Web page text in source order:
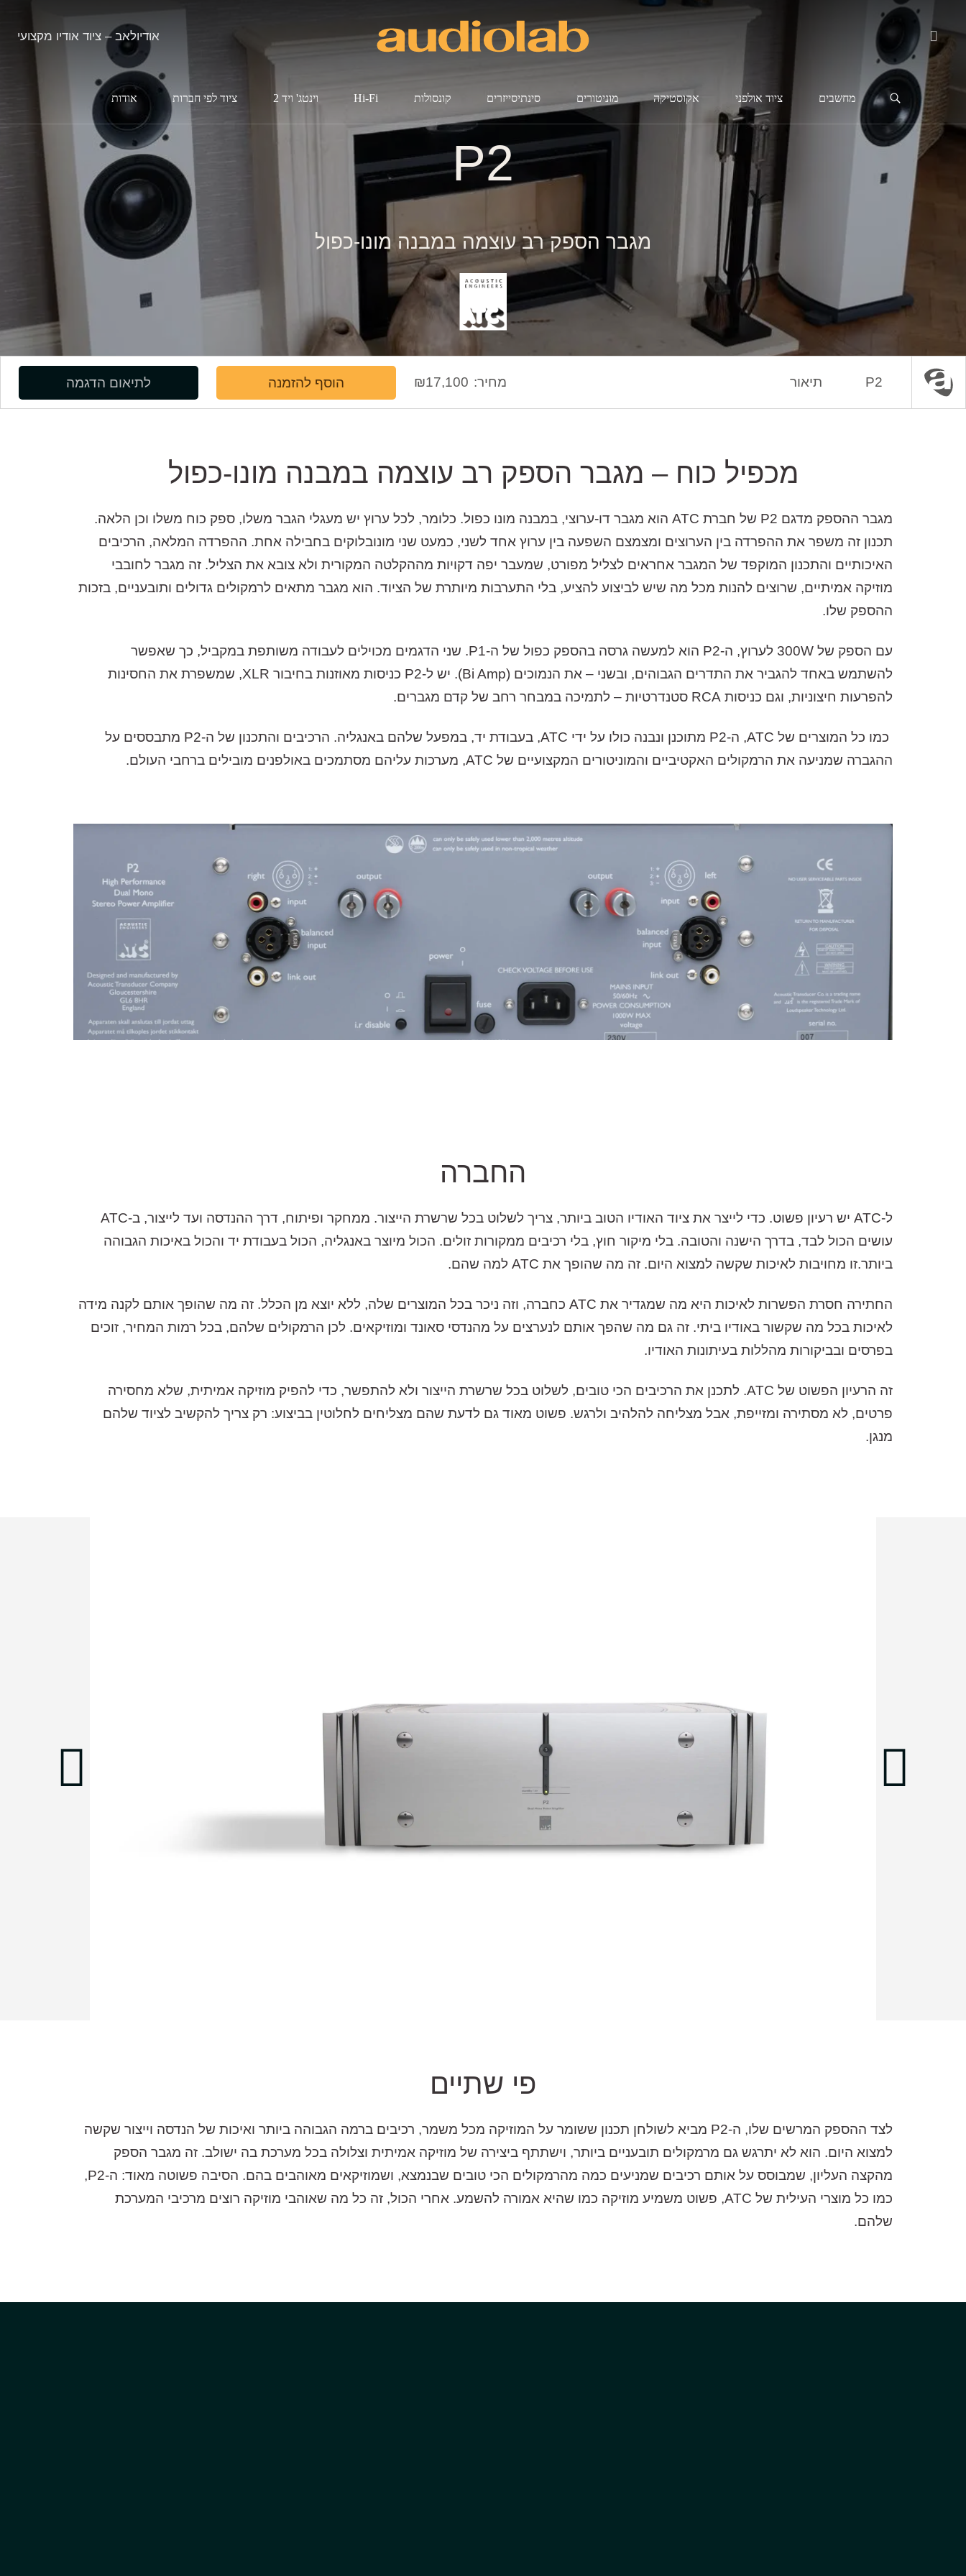
אודיולאב – ציוד אודיו מקצועי
מחשבים ציוד אולפני אקוסטיקה מוניטורים סינתיסייזרים קונסולות Hi-Fi וינטג' ויד 2 ציוד לפי חברות אודות
P2
מגבר הספק רב עוצמה במבנה מונו-כפול
עמוד הבית מגברים P2 תיאור מחיר: ₪17,100 הוסף להזמנה לתיאום הדגמה
מכפיל כוח – מגבר הספק רב עוצמה במבנה מונו-כפול
מגבר ההספק מדגם P2 של חברת ATC הוא מגבר דו-ערוצי, במבנה מונו כפול. כלומר, לכל ערוץ יש מעגלי הגבר משלו, ספק כוח משלו וכן הלאה.
תכנון זה משפר את ההפרדה בין הערוצים ומצמצם השפעה בין ערוץ אחד לשני, כמעט שני מונובלוקים בחבילה אחת. ההפרדה המלאה, הרכיבים
האיכותיים והתכנון המוקפד של המגבר אחראים לצליל מפורט, שמעבר יפה דקויות מההקלטה המקורית ולא צובא את הצליל. זה מגבר לחובבי
מוזיקה אמיתיים, שרוצים להנות מכל מה שיש לביצוע להציע, בלי התערבות מיותרת של הציוד. הוא מגבר מתאים לרמקולים גדולים ותובעניים, בזכות
ההספק שלו.
עם הספק של 300W לערוץ, ה-P2 הוא למעשה גרסה בהספק כפול של ה-P1. שני הדגמים מכוילים לעבודה משותפת במקביל, כך שאפשר
להשתמש באחד להגביר את התדרים הגבוהים, ובשני – את הנמוכים (Bi Amp). יש ל-P2 כניסות מאוזנות בחיבור XLR, שמשפרת את החסינות
להפרעות חיצוניות, וגם כניסות RCA סטנדרטיות – לתמיכה במבחר רחב של קדם מגברים.
כמו כל המוצרים של ATC, ה-P2 מתוכנן ונבנה כולו על ידי ATC, בעבודת יד, במפעל שלהם באנגליה. הרכיבים והתכנון של ה-P2 מתבססים על
ההגברה שמניעה את הרמקולים האקטיביים והמוניטורים המקצועיים של ATC, מערכות עליהם מסתמכים באולפנים מובילים ברחבי העולם.
החברה
ל-ATC יש רעיון פשוט. כדי לייצר את ציוד האודיו הטוב ביותר, צריך לשלוט בכל שרשרת הייצור. ממחקר ופיתוח, דרך ההנדסה ועד לייצור, ב-ATC
עושים הכול לבד, בדרך הישנה והטובה. בלי מיקור חוץ, בלי רכיבים ממקורות זולים. הכול מיוצר באנגליה, הכול בעבודת יד והכול באיכות הגבוהה
ביותר.זו מחויבות לאיכות שקשה למצוא היום. זה מה שהופך את ATC למה שהם.
החתירה חסרת הפשרות לאיכות היא מה שמגדיר את ATC כחברה, וזה ניכר בכל המוצרים שלה, ללא יוצא מן הכלל. זה מה שהופך אותם לקנה מידה
לאיכות בכל מה שקשור באודיו ביתי. זה גם מה שהפך אותם לנערצים על מהנדסי סאונד ומוזיקאים. לכן הרמקולים שלהם, בכל רמות המחיר, זוכים
בפרסים ובביקורות מהללות בעיתונות האודיו.
זה הרעיון הפשוט של ATC. לתכנן את הרכיבים הכי טובים, לשלוט בכל שרשרת הייצור ולא להתפשר, כדי להפיק מוזיקה אמיתית, שלא מחסירה
פרטים, לא מסתירה ומזייפת, אבל מצליחה להלהיב ולרגש. פשוט מאוד גם לדעת שהם מצליחים לחלוטין בביצוע: רק צריך להקשיב לציוד שלהם
מנגן.
פי שתיים
לצד ההספק המרשים שלו, ה-P2 מביא לשולחן תכנון ששומר על המוזיקה מכל משמר, רכיבים ברמה הגבוהה ביותר ואיכות של הנדסה וייצור שקשה
למצוא היום. הוא לא יתרגש גם מרמקולים תובעניים ביותר, וישתתף ביצירה של מוזיקה אמיתית וצלולה בכל מערכת בה ישולב. זה מגבר הספק
מהקצה העליון, שמבוסס על אותם רכיבים שמניעים כמה מהרמקולים הכי טובים שבנמצא, ושמוזיקאים מאוהבים בהם. הסיבה פשוטה מאוד: ה-P2,
כמו כל מוצרי העילית של ATC, פשוט משמיע מוזיקה כמו שהיא אמורה להשמע. אחרי הכול, זה כל מה שאוהבי מוזיקה רוצים מרכיבי המערכת
שלהם.
הדגמת ציוד
פגישת ההדגמה והיעוץ תיערך בתיאום מראש במתחם שלנו. התקשרו עכשיו או השאירו פרטים וניצור